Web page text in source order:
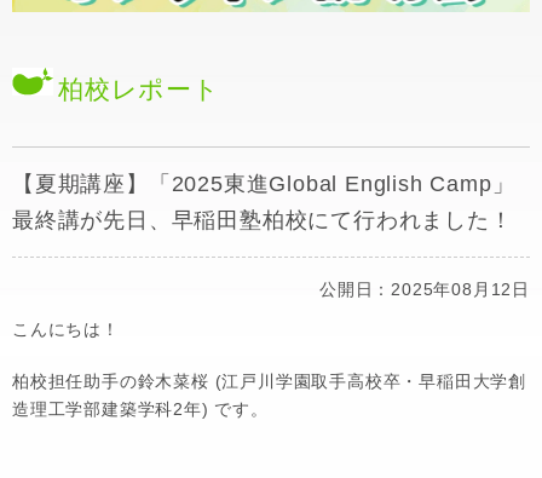
柏校 レポート
【夏期講座】「2025東進Global English Camp」
最終講が先日、早稲田塾柏校にて行われました！
公開日：2025年08月12日
こんにちは！
柏校担任助手の鈴木菜桜 (江戸川学園取手高校卒・早稲田大学創
造理工学部建築学科2年) です。